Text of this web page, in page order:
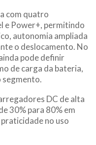
com quatro
e Power+, permitindo
autonomia ampliada
o deslocamento. No
pode definir
de carga da bateria,
segmento.
DC de alta
30% para 80% em
no uso